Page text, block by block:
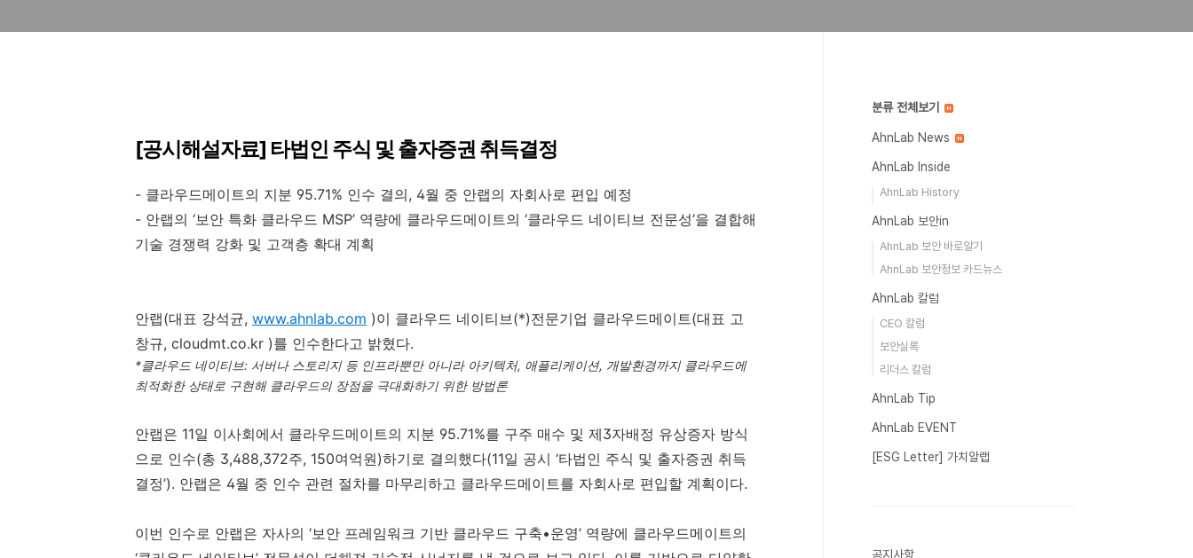
[공시해설자료] 타법인 주식 및 출자증권 취득결정
- 클라우드메이트의 지분 95.71% 인수 결의, 4월 중 안랩의 자회사로 편입 예정
- 안랩의 ‘보안 특화 클라우드 MSP’ 역량에 클라우드메이트의 ‘클라우드 네이티브 전문성’을 결합해
기술 경쟁력 강화 및 고객층 확대 계획
안랩(대표 강석균, www.ahnlab.com )이 클라우드 네이티브(*)전문기업 클라우드메이트(대표 고
창규, cloudmt.co.kr )를 인수한다고 밝혔다.
*클라우드 네이티브: 서버나 스토리지 등 인프라뿐만 아니라 아키텍처, 애플리케이션, 개발환경까지 클라우드에
최적화한 상태로 구현해 클라우드의 장점을 극대화하기 위한 방법론
안랩은 11일 이사회에서 클라우드메이트의 지분 95.71%를 구주 매수 및 제3자배정 유상증자 방식
으로 인수(총 3,488,372주, 150여억원)하기로 결의했다(11일 공시 ‘타법인 주식 및 출자증권 취득
결정’). 안랩은 4월 중 인수 관련 절차를 마무리하고 클라우드메이트를 자회사로 편입할 계획이다.
이번 인수로 안랩은 자사의 ‘보안 프레임워크 기반 클라우드 구축•운영’ 역량에 클라우드메이트의
분류 전체보기
AhnLab News
AhnLab Inside
AhnLab History
AhnLab 보안in
AhnLab 보안 바로알기
AhnLab 보안정보 카드뉴스
AhnLab 칼럼
CEO 칼럼
보안실록
리더스 칼럼
AhnLab Tip
AhnLab EVENT
[ESG Letter] 가치알랩
공지사항